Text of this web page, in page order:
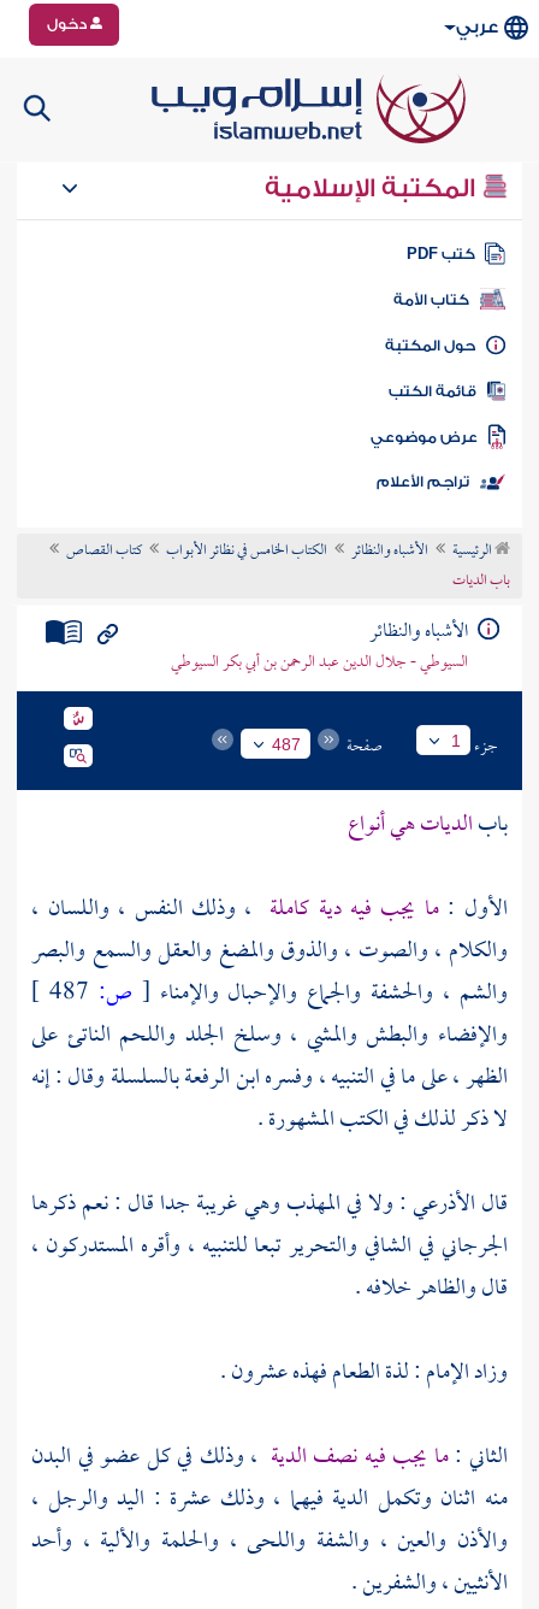
عربي دخول
المكتبة الإسلامية
كتب PDF
كتاب الأمة
المكتبة
الكتب
موضوعي
تراجم الأعلام
الرئيسية الأشباه والنظائر الكتاب الخامس في نظائر الأبواب
كتاب القصاص
باب الديات
الأشباه والنظائر
السيوطي - جلال الدين عبد الرحمن بن أبي بكر السيوطي
جزء 1 صفحة 487
بابالديات هي أنواع
الأول :ما يجب فيه دية كاملة ، وذلك النفس ، واللسان ،
والكلام ، والصوت ، والذوق والمضغ والعقل والسمع والبصر
والشم ، والحشفة والجماع والإحبال والإمناء [ ص:
والإفضاء والبطش والمشي ، وسلخ الجلد واللحم الناتئ على
الظهر ، على ما في التنبيه ، وفسرهابن الرفعةبالسلسلة وقال : إنه
لا ذكر لذلك في الكتب المشهورة .
قالالأذرعي: ولا في المهذب وهي غريبة جدا قال : نعم ذكرها
الجرجانيفي الشافي والتحرير تبعا للتنبيه ، وأقره المستدركون ،
قال والظاهر خلافه .
وزادالإمام: لذة الطعام فهذه عشرون .
الثاني :ما يجب فيه نصف الدية ، وذلك في كل عضو في البدن
منه اثنان وتكمل الدية فيهما ، وذلك عشرة : اليد والرجل ،
والأذن والعين ، والشفة واللحى ، والحلمة والألية ، وأحد
الأنثيين ، والشفرين .